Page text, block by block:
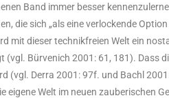
Band immer bes­ser
die sich „als eine ver­lo­cken­de
mit die­ser tech­nik­frei­en Welt ein
(vgl. Bür­ve­nich 2001: 61, 181). Dass
(vgl. Der­ra 2001: 97f. und Bachl
Welt im neu­en zau­be­ri­schen